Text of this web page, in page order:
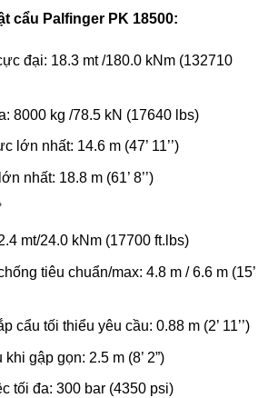
cẩu Palfinger PK 18500:
đại: 18.3 mt /180.0 kNm (132710
8000 kg /78.5 kN (17640 lbs)
lớn nhất: 14.6 m (47’ 11’’)
nhất: 18.8 m (61’ 8’’)
mt/24.0 kNm (17700 ft.lbs)
tiêu chuẩn/max: 4.8 m / 6.6 m (15’
cẩu tối thiểu yêu cầu: 0.88 m (2’ 11’’)
gập gọn: 2.5 m (8’ 2”)
tối đa: 300 bar (4350 psi)